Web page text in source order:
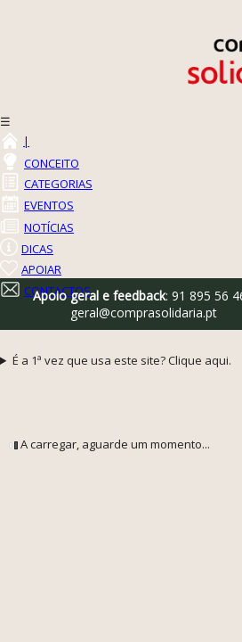
☰
|
CONCEITO
CATEGORIAS
EVENTOS
NOTÍCIAS
DICAS
APOIAR
CONTACTOS
Apoio geral e feedback: 91 895 56
geral@comprasolidaria.pt
É a 1ª vez que usa este site? Clique aqui.
A carregar, aguarde um momento...